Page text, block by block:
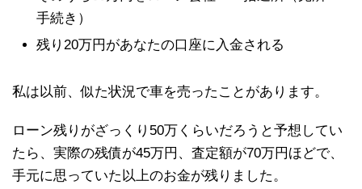
手続き）
残り20万円があなたの口座に入金される
私は以前、似た状況で車を売ったことがあります。
ローン残りがざっくり50万くらいだろうと予想してい
たら、実際の残債が45万円、査定額が70万円ほどで、
手元に思っていた以上のお金が残りました。